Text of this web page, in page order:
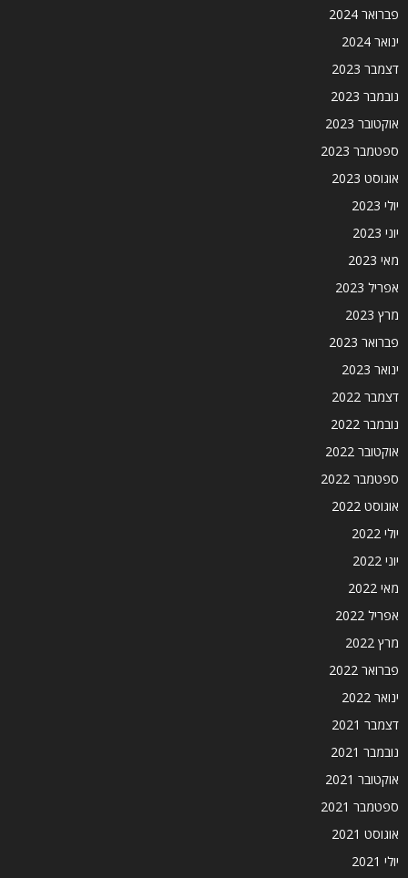
פברואר 2024
ינואר 2024
דצמבר 2023
נובמבר 2023
אוקטובר 2023
ספטמבר 2023
אוגוסט 2023
יולי 2023
יוני 2023
מאי 2023
אפריל 2023
מרץ 2023
פברואר 2023
ינואר 2023
דצמבר 2022
נובמבר 2022
אוקטובר 2022
ספטמבר 2022
אוגוסט 2022
יולי 2022
יוני 2022
מאי 2022
אפריל 2022
מרץ 2022
פברואר 2022
ינואר 2022
דצמבר 2021
נובמבר 2021
אוקטובר 2021
ספטמבר 2021
אוגוסט 2021
יולי 2021